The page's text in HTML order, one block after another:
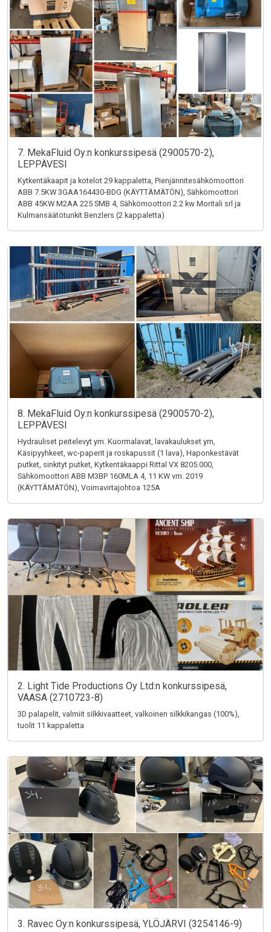
7. MekaFluid Oy:n konkurssipesä (2900570-2),
LEPPÄVESI
Kytkentäkaapit ja kotelot 29 kappaletta, Pienjännitesähkömoottori
ABB 7.5KW 3GAA164430-BDG (KÄYTTÄMÄTÖN), Sähkömoottori
ABB 45KW M2AA 225 SMB 4, Sähkömoottori 2.2 kw Moritali srl ja
Kulmansäätötunkit Benzlers (2 kappaletta)
8. MekaFluid Oy:n konkurssipesä (2900570-2),
LEPPÄVESI
Hydrauliset peitelevyt ym. Kuormalavat, lavakaulukset ym,
Käsipyyhkeet, wc-paperit ja roskapussit (1 lava), Haponkestävät
putket, sinkityt putket, Kytkentäkaappi Rittal VX 8205.000,
Sähkömoottori ABB M3BP 160MLA 4, 11 KW vm. 2019
(KÄYTTÄMÄTÖN), Voimavirtajohtoa 125A
2. Light Tide Productions Oy Ltd:n konkurssipesä,
VAASA (2710723-8)
3D palapelit, valmiit silkkivaatteet, valkoinen silkkikangas (100%),
tuolit 11 kappaletta
3. Ravec Oy:n konkurssipesä, YLÖJÄRVI (3254146-9)